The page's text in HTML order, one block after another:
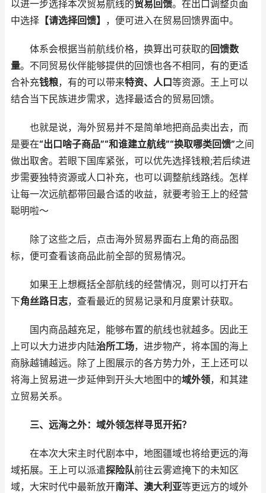
以进一步选择本次贸易航线的贸易回馈。在出口调整页面
中选择 【请选择回馈】 ，便可进入在贸易回馈界面中。
体系会根据当前航线价格，换算出可获取的 回馈数
量。不同贸易伙伴能够提供的回馈也各不相同，有的更适
合补充钱粮，有的可以带来特资、人口等资源。王上可以
结合当下民族进步需求，选择最适合的贸易回馈。
也就是说，海外贸易并不是简单地把商品卖出去，而
是要在“出口啥子商品”“和谁建立航线”“换取哪类回馈”之间
做出取舍。若眼下国库紧张，可以优先选择钱粮;若后续进
步需要独特资源或人口补充，也可以调整航线路线。怎样
让每一次远航都带回最合适的收益，就要考验王上的经营
聪明啦～
除了这些之后，点击海外贸易界面右上角的商品图
标，便可查看该商品此前全部的贸易情况。
如果王上想概括全部航线的经营情况，则可以打开右
下角丝路日志，查看最近的贸易记录和月度累计获取。
国内商品越充足，能够布置的航线也就越多。因此王
上可以大力进步内陆治所工场，进步物产，将本国的海上
商脉越铺越远。除了上图展示的各方势力外，王上还可以
将海上贸易进一步延伸到开头大地图中的域外领，和其建
立贸易关系。
三、远海之外：域外领怎样寻觅开拓？
在本次大宋主时代剧本中，地图疆域也将给更远的海
域拓展。王上可以派遣探险队前往云雾遮掩下的未知区
域，大宋时代中最新放开南洋、澳大利亚等更远方的域外